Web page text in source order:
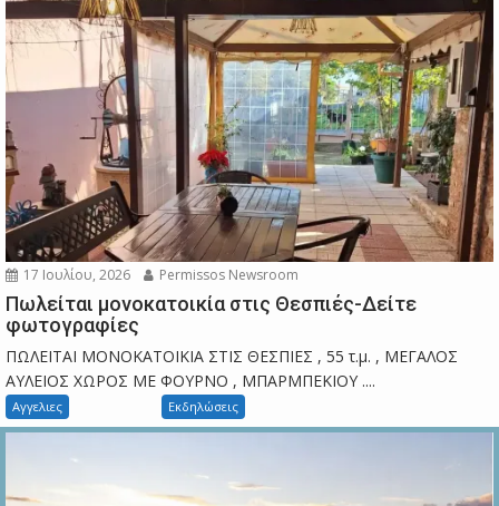
17 Ιουλίου, 2026 Permissos Newsroom
Πωλείται μονοκατοικία στις Θεσπιές-Δείτε
φωτογραφίες
ΠΩΛΕΙΤΑΙ ΜΟΝΟΚΑΤΟΙΚΙΑ ΣΤΙΣ ΘΕΣΠΙΕΣ , 55 τ.μ. , ΜΕΓΑΛΟΣ
ΑΥΛΕΙΟΣ ΧΩΡΟΣ ΜΕ ΦΟΥΡΝΟ , ΜΠΑΡΜΠΕΚΙΟΥ ....
Αγγελιες Εκδηλώσεις